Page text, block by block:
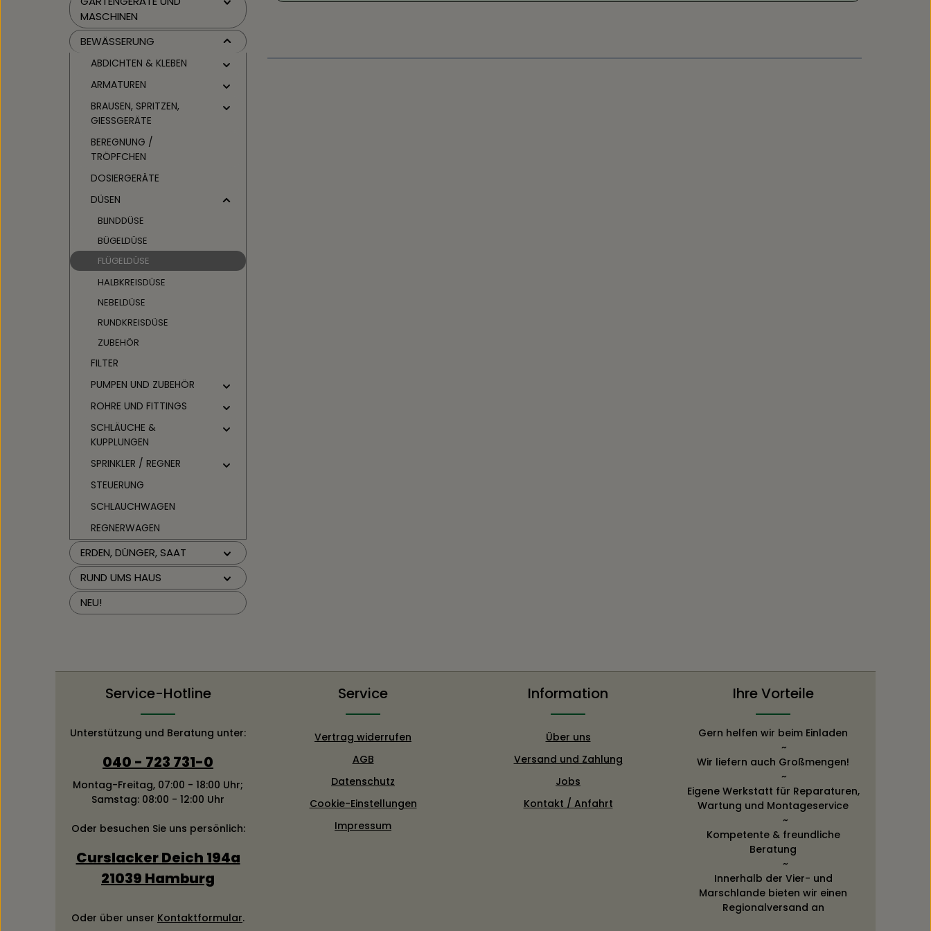
MASCHINEN
BEWÄSSERUNG
ABDICHTEN & KLEBEN
ARMATUREN
BRAUSEN, SPRITZEN,
GIESSGERÄTE
BEREGNUNG /
TRÖPFCHEN
DOSIERGERÄTE
DÜSEN
BLINDDÜSE
BÜGELDÜSE
FLÜGELDÜSE
HALBKREISDÜSE
NEBELDÜSE
RUNDKREISDÜSE
ZUBEHÖR
FILTER
PUMPEN UND ZUBEHÖR
ROHRE UND FITTINGS
SCHLÄUCHE &
KUPPLUNGEN
SPRINKLER / REGNER
STEUERUNG
SCHLAUCHWAGEN
REGNERWAGEN
ERDEN, DÜNGER, SAAT
RUND UMS HAUS
NEU!
Service-Hotline
Unterstützung und Beratung unter:
040 - 723 731-0
Montag-Freitag, 07:00 - 18:00 Uhr;
Samstag: 08:00 - 12:00 Uhr
Oder besuchen Sie uns persönlich:
Curslacker Deich 194a
21039 Hamburg
Oder über unser Kontaktformular.
Service
Vertrag widerrufen
AGB
Datenschutz
Cookie-Einstellungen
Impressum
Information
Über uns
Versand und Zahlung
Jobs
Kontakt / Anfahrt
Ihre Vorteile
Gern helfen wir beim Einladen
~
Wir liefern auch Großmengen!
~
Eigene Werkstatt für Reparaturen,
Wartung und Montageservice
~
Kompetente & freundliche
Beratung
~
Innerhalb der Vier- und
Marschlande bieten wir einen
Regionalversand an